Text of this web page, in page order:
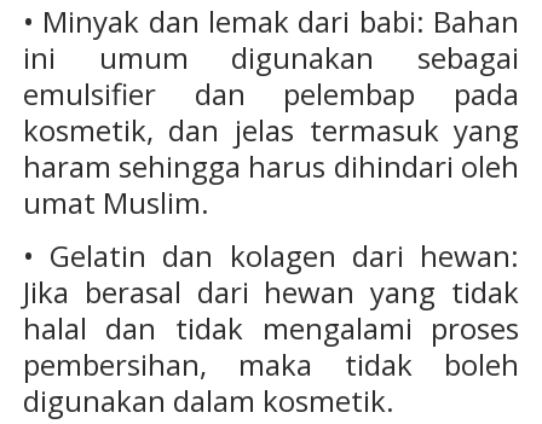
• Minyak dan lemak dari babi: Bahan
ini umum digunakan sebagai
emulsifier dan pelembap pada
kosmetik, dan jelas termasuk yang
haram sehingga harus dihindari oleh
umat Muslim.
• Gelatin dan kolagen dari hewan:
Jika berasal dari hewan yang tidak
halal dan tidak mengalami proses
pembersihan, maka tidak boleh
digunakan dalam kosmetik.